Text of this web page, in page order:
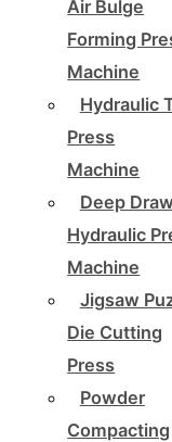
Air Bulge
Forming
Machine
Hydraulic
Press
Machine
Deep
Hydraulic
Machine
Jigsaw
Die Cutting
Press
Powder
Compacting